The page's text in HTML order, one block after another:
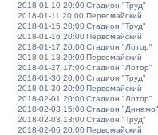
2018-01-10 20:00Стадион "Труд"
2018-01-11 20:00 Первомайский
2018-01-15 20:00Стадион "Труд"
2018-01-16 20:00Первомайский
2018-01-17 20:00Стадион "Лотор"
2018-01-18 20:00Первомайский
2018-01-27 17:00Стадион "Лотор"
2018-01-30 20:00Стадион "Труд"
2018-01-30 20:00Первомайский
2018-02-01 20:00Стадион "Лотор"
2018-02-03 15:00Стадион "Динамо"
2018-02-03 13:00Стадион "Труд"
2018-02-06 20:00Первомайский